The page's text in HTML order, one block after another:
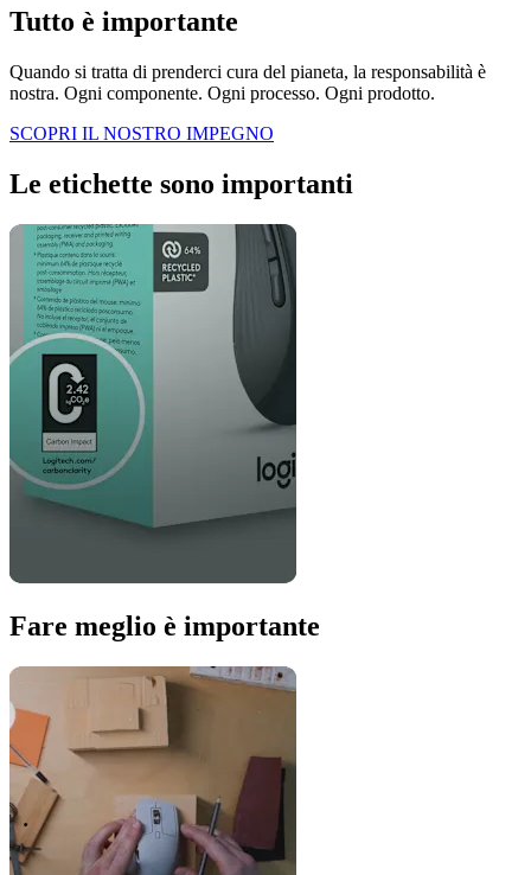
Tutto è importante
Quando si tratta di prenderci cura del pianeta, la responsabilità è
nostra. Ogni componente. Ogni processo. Ogni prodotto.
SCOPRI IL NOSTRO IMPEGNO
Le etichette sono importanti
Fare meglio è importante